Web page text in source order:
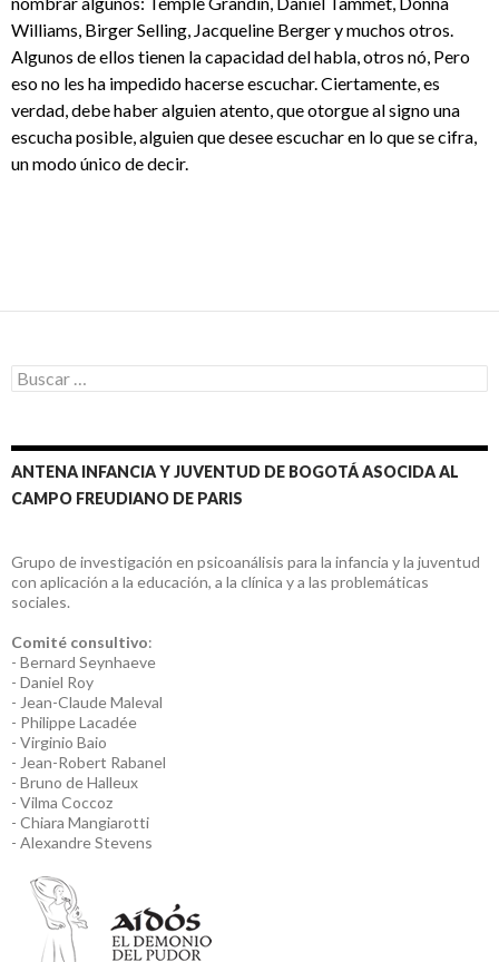
Williams, Birger Selling, Jacqueline Berger y muchos otros.
Algunos de ellos tienen la capacidad del habla, otros nó, Pero
eso no les ha impedido hacerse escuchar. Ciertamente, es
verdad, debe haber alguien atento, que otorgue al signo una
escucha posible, alguien que desee escuchar en lo que se cifra,
un modo único de decir.
Buscar:
ANTENA INFANCIA Y JUVENTUD DE BOGOTÁ ASOCIDA AL
CAMPO FREUDIANO DE PARIS
Grupo de investigación en psicoanálisis para la infancia y la juventud
con aplicación a la educación, a la clínica y a las problemáticas
sociales.
Comité consultivo:
- Bernard Seynhaeve
- Daniel Roy
- Jean-Claude Maleval
- Philippe Lacadée
- Virginio Baio
- Jean-Robert Rabanel
- Bruno de Halleux
- Vilma Coccoz
- Chiara Mangiarotti
- Alexandre Stevens